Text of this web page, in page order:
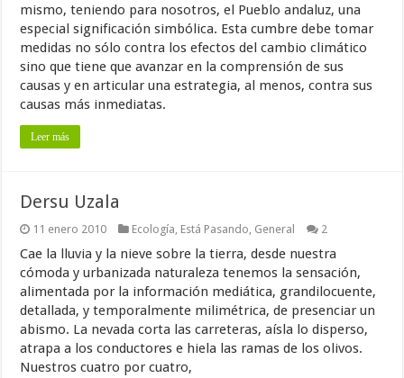
mismo, teniendo para nosotros, el Pueblo andaluz, una
especial significación simbólica. Esta cumbre debe tomar
medidas no sólo contra los efectos del cambio climático
sino que tiene que avanzar en la comprensión de sus
causas y en articular una estrategia, al menos, contra sus
causas más inmediatas.
Leer más
Dersu Uzala
11 enero 2010 Ecología Está Pasando General 2
Cae la lluvia y la nieve sobre la tierra, desde nuestra
cómoda y urbanizada naturaleza tenemos la sensación,
alimentada por la información mediática, grandilocuente,
detallada, y temporalmente milimétrica, de presenciar un
abismo. La nevada corta las carreteras, aísla lo disperso,
atrapa a los conductores e hiela las ramas de los olivos.
Nuestros cuatro por cuatro,